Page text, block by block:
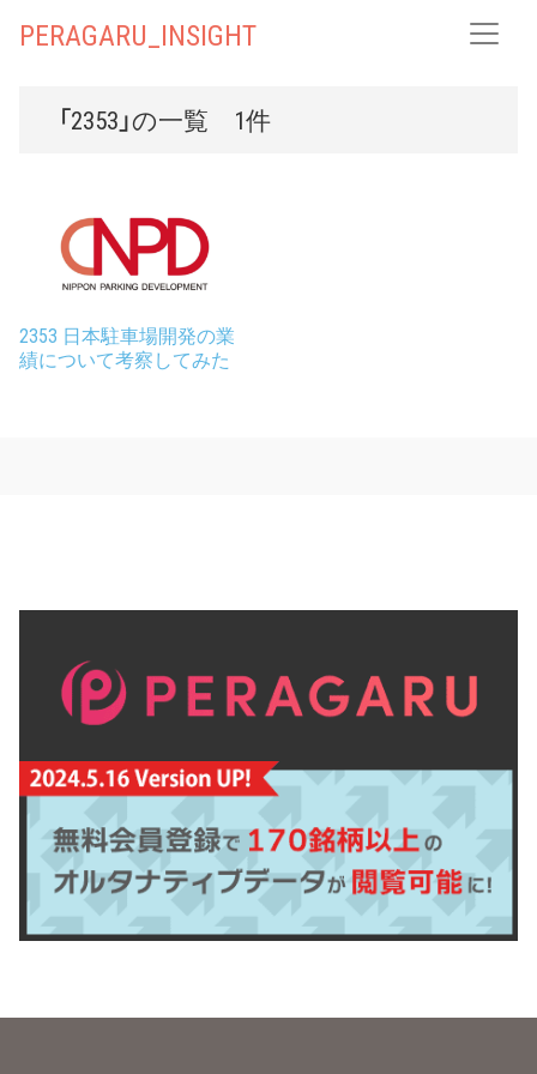
PERAGARU_INSIGHT
「2353」の一覧 1件
2353 日本駐車場開発の業
績について考察してみた